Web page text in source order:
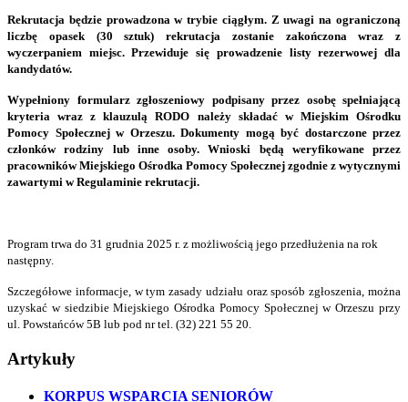
Rekrutacja będzie prowadzona w trybie ciągłym. Z uwagi na ograniczoną
liczbę opasek (30 sztuk) rekrutacja zostanie zakończona wraz z
wyczerpaniem miejsc. Przewiduje się prowadzenie listy rezerwowej dla
kandydatów.
Wypełniony formularz zgłoszeniowy podpisany przez osobę spełniającą
kryteria wraz z klauzulą RODO należy składać w Miejskim Ośrodku
Pomocy Społecznej w Orzeszu. Dokumenty mogą być dostarczone przez
członków rodziny lub inne osoby. Wnioski będą weryfikowane przez
pracowników Miejskiego Ośrodka Pomocy Społecznej zgodnie z wytycznymi
zawartymi w Regulaminie rekrutacji.
Program trwa do 31 grudnia 2025 r. z możliwością jego przedłużenia na rok
następny.
Szczegółowe informacje, w tym zasady udziału oraz sposób zgłoszenia, można
uzyskać w siedzibie Miejskiego Ośrodka Pomocy Społecznej w Orzeszu przy
ul. Powstańców 5B lub pod nr tel. (32) 221 55 20.
Artykuły
KORPUS WSPARCIA SENIORÓW